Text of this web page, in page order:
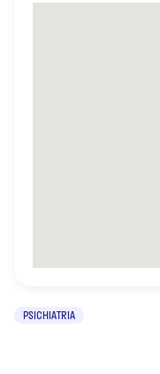
PSICHIATRIA